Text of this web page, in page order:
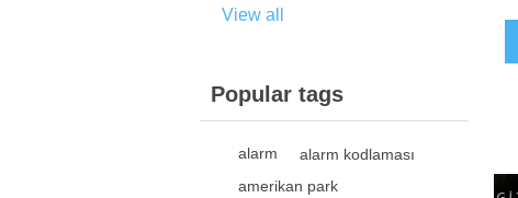
View all
Popular tags
alarm alarm kodlaması
amerikan park